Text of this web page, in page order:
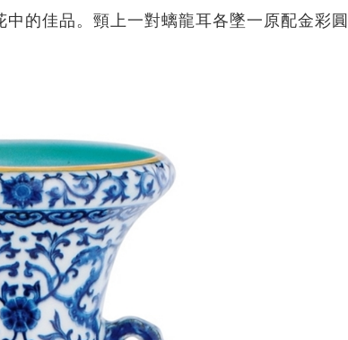
的佳品。頸上一對螭龍耳各墜一原配金彩圓